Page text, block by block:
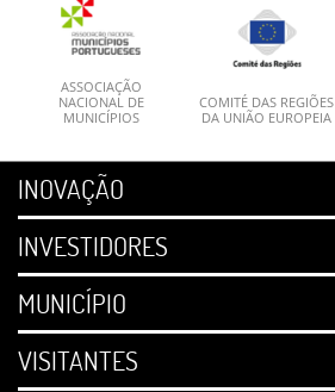
ASSOCIAÇÃO
NACIONAL DE
MUNICÍPIOS
COMITÉ DAS REGIÕES
DA UNIÃO EUROPEIA
INOVAÇÃO
INVESTIDORES
MUNICÍPIO
VISITANTES